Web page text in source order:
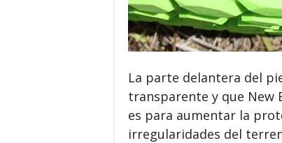
La parte delantera del
transparente y que New
es para aumentar la
irregularidades del